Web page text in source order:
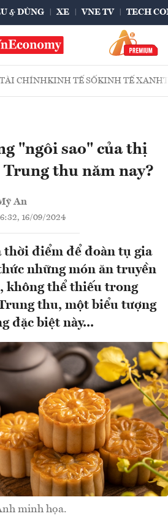
& DÙNG XE VNE TV TECH
TÀI CHÍNHKINH TẾ SỐKINH TẾ XANH
"ngôi sao" của thị
thu năm nay?
An
16/09/2024
thời điểm để đoàn tụ gia
những món ăn truyền
không thể thiếu trong
thu, một biểu tượng
đặc biệt này...
minh họa.